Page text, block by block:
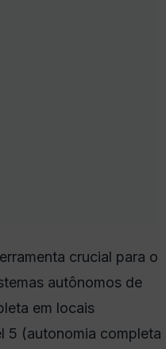
crucial para o
autônomos de
em locais
5 (autonomia completa